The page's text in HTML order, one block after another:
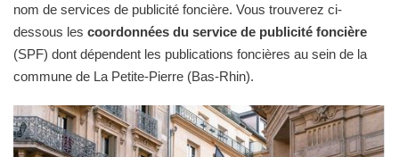
nom de services de publicité foncière. Vous trouverez ci-
dessous les coordonnées du service de publicité foncière
(SPF) dont dépendent les publications foncières au sein de la
commune de La Petite-Pierre (Bas-Rhin).